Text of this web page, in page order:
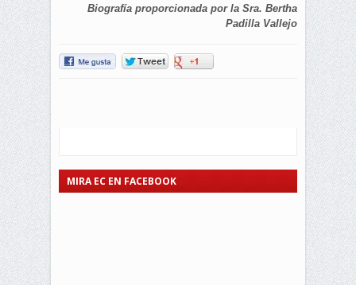
Biografía proporcionada por la Sra. Bertha
Padilla Vallejo
MIRA EC EN FACEBOOK